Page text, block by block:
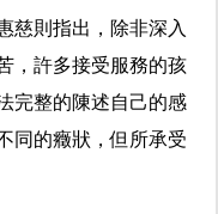
慈則指出，除非深入
，許多接受服務的孩
完整的陳述自己的感
同的癥狀，但所承受